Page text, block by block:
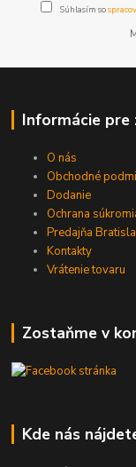
Súhlasím so
Informácie pre
O nás
Obchodné
Dodanie
Ochrana
Predajňa
Kontakty
Vrátenie tovaru
Zostaňme v
Kde nás